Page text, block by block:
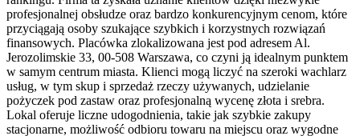
profesjonalnej obsłudze oraz bardzo konkurencyjnym cenom, które
przyciągają osoby szukające szybkich i korzystnych rozwiązań
finansowych. Placówka zlokalizowana jest pod adresem Al.
Jerozolimskie 33, 00-508 Warszawa, co czyni ją idealnym punktem
w samym centrum miasta. Klienci mogą liczyć na szeroki wachlarz
usług, w tym skup i sprzedaż rzeczy używanych, udzielanie
pożyczek pod zastaw oraz profesjonalną wycenę złota i srebra.
Lokal oferuje liczne udogodnienia, takie jak szybkie zakupy
stacjonarne, możliwość odbioru towaru na miejscu oraz wygodne